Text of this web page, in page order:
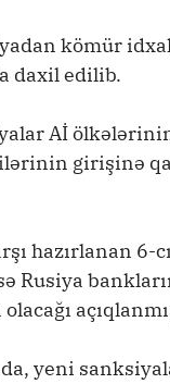
kömür
daxil edilib.
Aİ
girişinə
hazırlanan 6-
Rusiya
yeni